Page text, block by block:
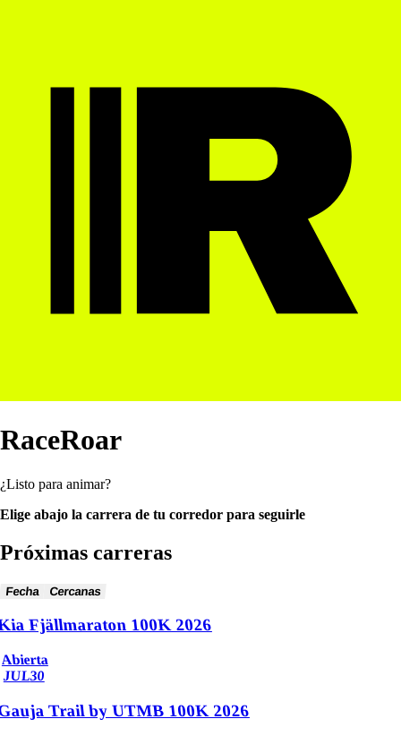
RaceRoar
¿Listo para animar?
Elige abajo la carrera de tu corredor para seguirle
Próximas carreras
Fecha Cercanas
Fjällmaraton 100K 2026
Abierta
JUL30
Trail by UTMB 100K 2026